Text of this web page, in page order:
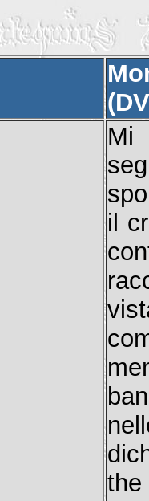
Mi
il